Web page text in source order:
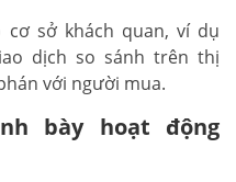
sở khách quan, ví dụ
dịch so sánh trên thị
với người mua.
bày hoạt động